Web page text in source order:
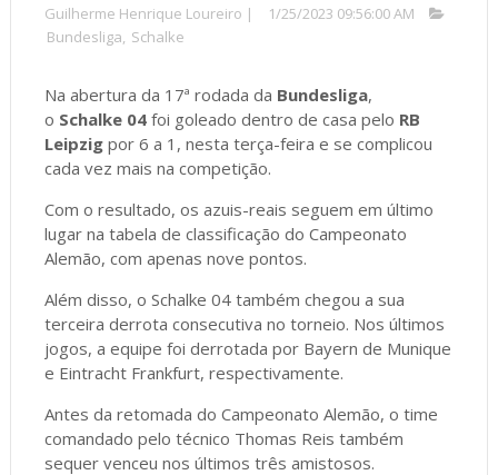
Guilherme Henrique Loureiro |
1/25/2023 09:56:00 AM
Bundesliga, Schalke
Na abertura da 17ª rodada da Bundesliga,
o Schalke 04foi goleado dentro de casa pelo RB
Leipzig por 6 a 1, nesta terça-feira e se complicou
cada vez mais na competição.
Com o resultado, os azuis-reais seguem em último
lugar na tabela de classificação do Campeonato
Alemão, com apenas nove pontos.
Além disso, o Schalke 04 também chegou a sua
terceira derrota consecutiva no torneio. Nos últimos
jogos, a equipe foi derrotada por Bayern de Munique
e Eintracht Frankfurt, respectivamente.
Antes da retomada do Campeonato Alemão, o time
comandado pelo técnico Thomas Reis também
sequer venceu nos últimos três amistosos.